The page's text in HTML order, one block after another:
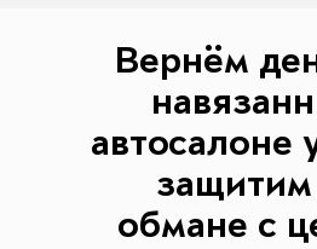
Вернём
автосалоне
защитим
обмане с